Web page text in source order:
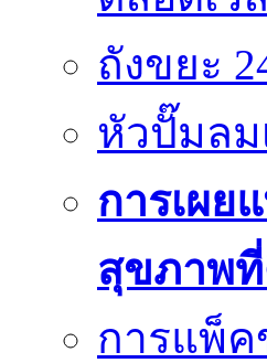
ถังขยะ
หัวปั๊มลม
การเผย
สุขภาพ
การแพ็